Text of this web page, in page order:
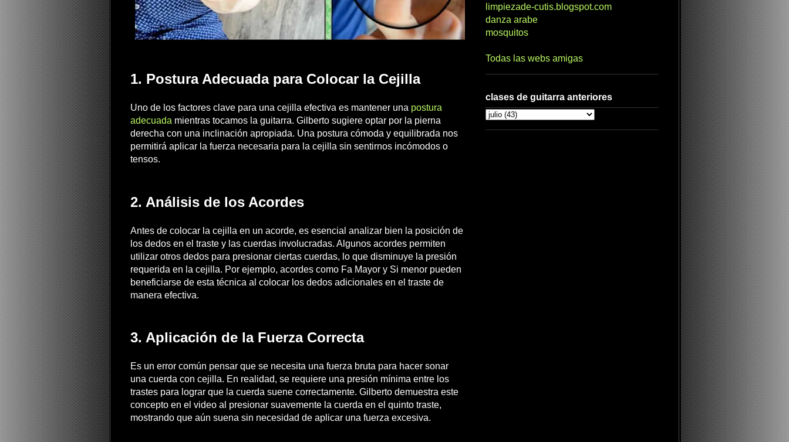
1. Postura Adecuada para Colocar la Cejilla
Uno de los factores clave para una cejilla efectiva es mantener una postura
adecuada mientras tocamos la guitarra. Gilberto sugiere optar por la pierna
derecha con una inclinación apropiada. Una postura cómoda y equilibrada nos
permitirá aplicar la fuerza necesaria para la cejilla sin sentirnos incómodos o
tensos.
2. Análisis de los Acordes
Antes de colocar la cejilla en un acorde, es esencial analizar bien la posición de
los dedos en el traste y las cuerdas involucradas. Algunos acordes permiten
utilizar otros dedos para presionar ciertas cuerdas, lo que disminuye la presión
requerida en la cejilla. Por ejemplo, acordes como Fa Mayor y Si menor pueden
beneficiarse de esta técnica al colocar los dedos adicionales en el traste de
manera efectiva.
3. Aplicación de la Fuerza Correcta
Es un error común pensar que se necesita una fuerza bruta para hacer sonar
una cuerda con cejilla. En realidad, se requiere una presión mínima entre los
trastes para lograr que la cuerda suene correctamente. Gilberto demuestra este
concepto en el video al presionar suavemente la cuerda en el quinto traste,
mostrando que aún suena sin necesidad de aplicar una fuerza excesiva.
limpiezade-cutis.blogspot.com
danza arabe
mosquitos
Todas las webs amigas
clases de guitarra anteriores